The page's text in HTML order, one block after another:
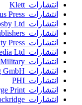
انتشارات Klett
انتشارات Lotus Press
انتشارات Mosby Ltd
انتشارات New Society Publishers
انتشارات Open University Press
انتشارات Pavilion Publishing and Media Ltd
انتشارات Pen & Sword Military
انتشارات Peter Lang GmbH
انتشارات PHI
انتشارات Random House Large Print
انتشارات Rockridge